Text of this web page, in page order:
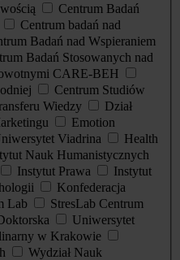
Centrum Badań
Centrum badań nad
Badań nad Wspieraniem
Badań Stosowanych nad
CARE-BEH
Centrum Studiów
Wiedzy
Dział
Emotion
Viadrina
Health
Nauk Humanistycznych
Instytut Prawa
Instytut
Konfederacja
Lab
StresLab Centrum
Uniwersytet
w Krakowie
Wydział Nauk